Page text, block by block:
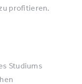
profitieren.
Studiums